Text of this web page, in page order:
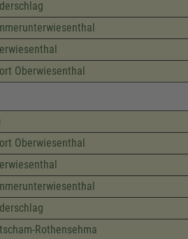
Oberwiesenthal
Oberwiesenthal
Rothensehma